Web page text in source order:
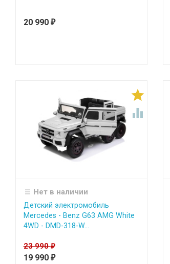
20 990 ₽


Нет в наличии
Детский электромобиль
Mercedes - Benz G63 AMG White
4WD - DMD-318-W...
23 990₽
19 990 ₽